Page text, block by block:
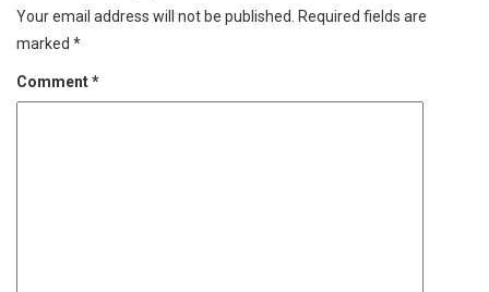
Your email address will not be published.
Required fields are
marked *
Comment*